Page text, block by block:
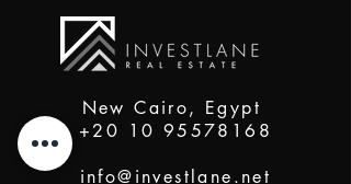
New Cairo, Egypt
+20 10 95578168
info@investlane.net